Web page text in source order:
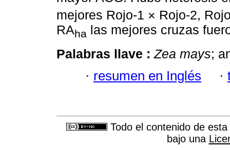
mejores Rojo-1 × Rojo-2,
RAha las mejores cruzas
Palabras llave :Zea mays;
· resumen en Inglés ·
Todo el contenido de
bajo una